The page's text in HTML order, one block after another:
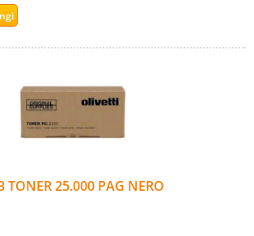
TONER 25.000 PAG NERO